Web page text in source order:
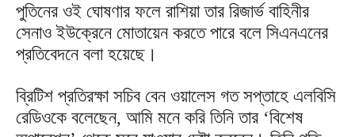
পুতিনের ওই ঘোষণার ফলে রাশিয়া তার রিজার্ভ বাহিনীর
সেনাও ইউক্রেনে মোতায়েন করতে পারে বলে সিএনএনের
প্রতিবেদনে বলা হয়েছে।
ব্রিটিশ প্রতিরক্ষা সচিব বেন ওয়ালেস গত সপ্তাহে এলবিসি
রেডিওকে বলেছেন, আমি মনে করি তিনি তার ‘বিশেষ